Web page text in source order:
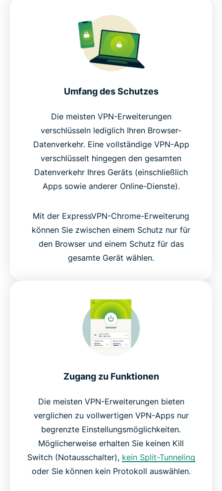
Umfang des Schutzes
Die meisten VPN-Erweiterungen
verschlüsseln lediglich Ihren Browser-
Datenverkehr. Eine vollständige VPN-App
verschlüsselt hingegen den gesamten
Datenverkehr Ihres Geräts (einschließlich
Apps sowie anderer Online-Dienste).
Mit der ExpressVPN-Chrome-Erweiterung
können Sie zwischen einem Schutz nur für
den Browser und einem Schutz für das
gesamte Gerät wählen.
Zugang zu Funktionen
Die meisten VPN-Erweiterungen bieten
verglichen zu vollwertigen VPN-Apps nur
begrenzte Einstellungsmöglichkeiten.
Möglicherweise erhalten Sie keinen Kill
Switch (Notausschalter), kein Split-Tunneling
oder Sie können kein Protokoll auswählen.